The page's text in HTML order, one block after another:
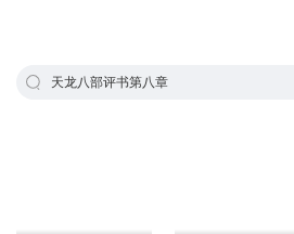
天龙八部评书第八章